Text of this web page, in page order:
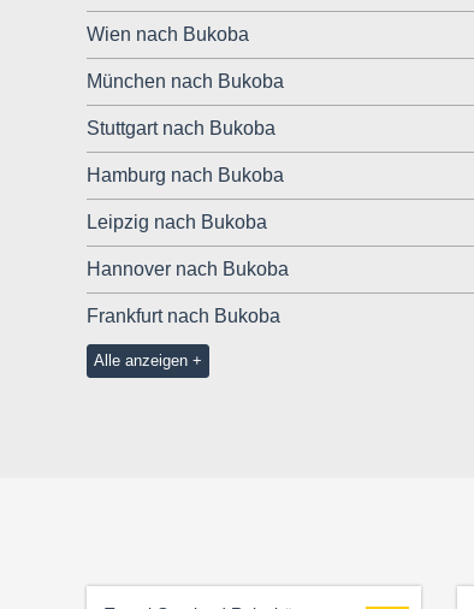
Wien nach Bukoba
München nach Bukoba
Stuttgart nach Bukoba
Hamburg nach Bukoba
Leipzig nach Bukoba
Hannover nach Bukoba
Frankfurt nach Bukoba
Alle anzeigen